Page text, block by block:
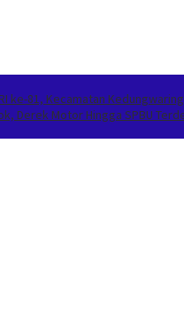
ke-81, Kecamatan
Derek Motor Hingga SPBU